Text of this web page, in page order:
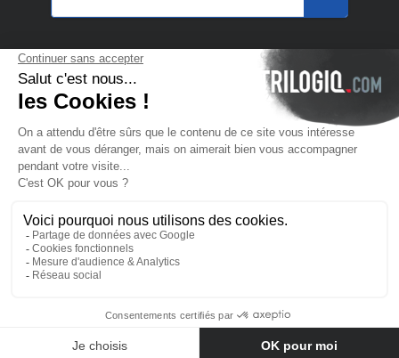
© 2025 Trilogiq SA.
FR- Français
Nous contacter